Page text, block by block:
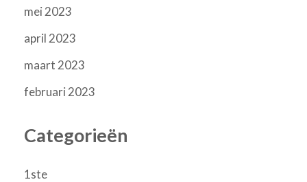
mei 2023
april 2023
maart 2023
februari 2023
Categorieën
1ste